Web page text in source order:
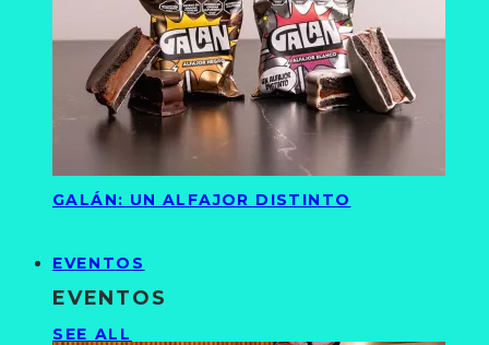
GALÁN: UN ALFAJOR DISTINTO
EVENTOS
EVENTOS
SEE ALL